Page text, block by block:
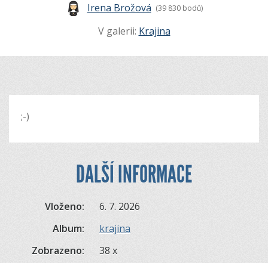
Irena Brožová (39 830 bodů)
V galerii: Krajina
;-)
DALŠÍ INFORMACE
Vloženo:
6. 7. 2026
Album:
krajina
Zobrazeno:
38 x